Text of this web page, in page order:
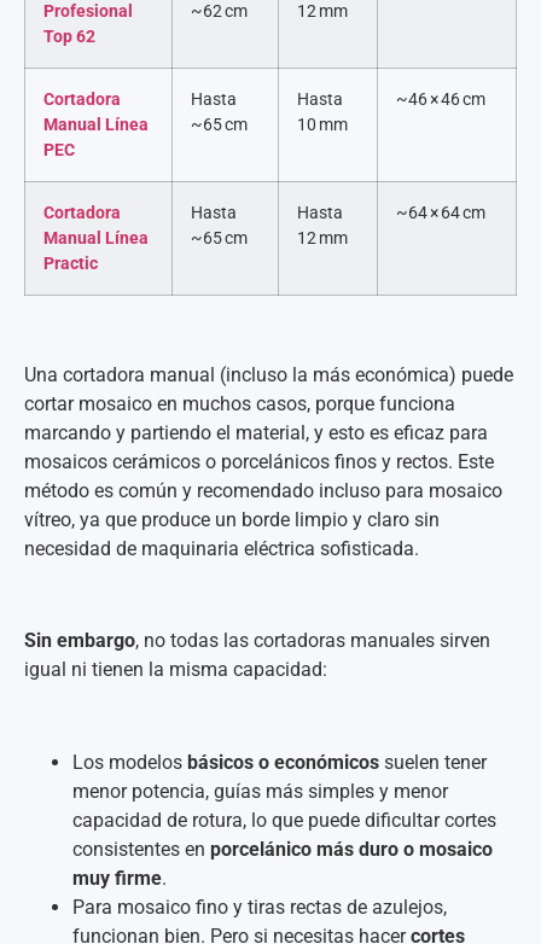
Profesional
Top 62
~62 cm
12 mm
Cortadora
Manual Línea
PEC
Hasta
~65 cm
Hasta
10 mm
~46 × 46 cm
Cortadora
Manual Línea
Practic
Hasta
~65 cm
Hasta
12 mm
~64 × 64 cm
Una cortadora manual (incluso la más económica) puede
cortar mosaico en muchos casos, porque funciona
marcando y partiendo el material, y esto es eficaz para
mosaicos cerámicos o porcelánicos finos y rectos. Este
método es común y recomendado incluso para mosaico
vítreo, ya que produce un borde limpio y claro sin
necesidad de maquinaria eléctrica sofisticada.
Sin embargo, no todas las cortadoras manuales sirven
igual ni tienen la misma capacidad:
Los modelos básicos o económicos suelen tener
menor potencia, guías más simples y menor
capacidad de rotura, lo que puede dificultar cortes
consistentes en porcelánico más duro o mosaico
muy firme.
Para mosaico fino y tiras rectas de azulejos,
funcionan bien. Pero si necesitas hacercortes